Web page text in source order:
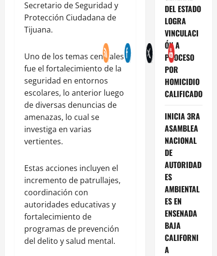
Secretario de Seguridad y
Protección Ciudadana de
Tijuana.
Uno de los temas centrales
fue el fortalecimiento de la
seguridad en entornos
escolares, lo anterior luego
de diversas denuncias de
amenazas, lo cual se
investiga en varias
vertientes.
Estas acciones incluyen el
incremento de patrullajes,
coordinación con
autoridades educativas y
fortalecimiento de
programas de prevención
del delito y salud mental.
DEL ESTADO
LOGRA
VINCULACI
ÓN A
PROCESO
POR
HOMICIDIO
CALIFICADO
INICIA 3RA
ASAMBLEA
NACIONAL
DE
AUTORIDAD
ES
AMBIENTAL
ES EN
ENSENADA
BAJA
CALIFORNI
A